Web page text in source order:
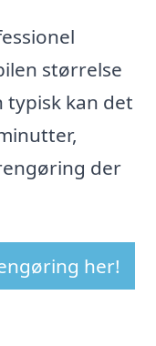
størrelse
typisk kan det
der
her!